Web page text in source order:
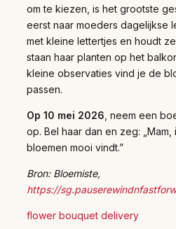
om te kiezen, is het grootste
eerst naar moeders dagelijkse
met kleine lettertjes en houdt
staan haar planten op het
kleine observaties vind je de
passen.
Op 10 mei 2026 , neem een
op. Bel haar dan en zeg:
bloemen mooi vindt.”
Bron: Bloemiste,
https://
flower bouquet delivery